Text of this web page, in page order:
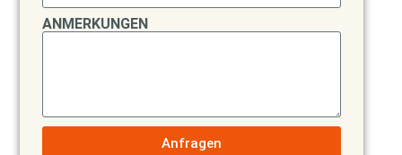
ANMERKUNGEN
Anfragen